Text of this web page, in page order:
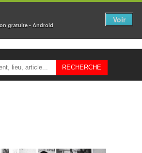
gratuite - Android
Voir